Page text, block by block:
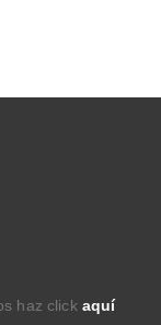
haz click aquí